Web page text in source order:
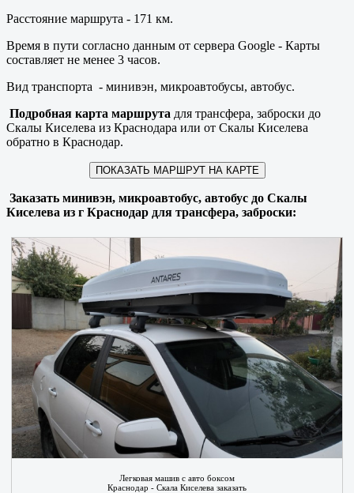
Расстояние маршрута - 171 км.
Время в пути согласно данным от сервера Google - Карты
составляет не менее 3 часов.
Вид транспорта - минивэн, микроавтобусы, автобус.
Подробная карта маршрута для трансфера, заброски до
Скалы Киселева из Краснодара или от Скалы Киселева
обратно в Краснодар.
ПОКАЗАТЬ МАРШРУТ НА КАРТЕ
Заказать минивэн, микроавтобус, автобус до Скалы
Киселева из г Краснодар для трансфера, заброски:
Легковая машив с авто боксом
Краснодар - Скала Киселева заказать